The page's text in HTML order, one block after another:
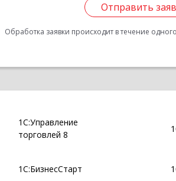
Отправить
Обработка заявки происходит в течение
1С:Управление
торговлей 8
1С:БизнесСтарт